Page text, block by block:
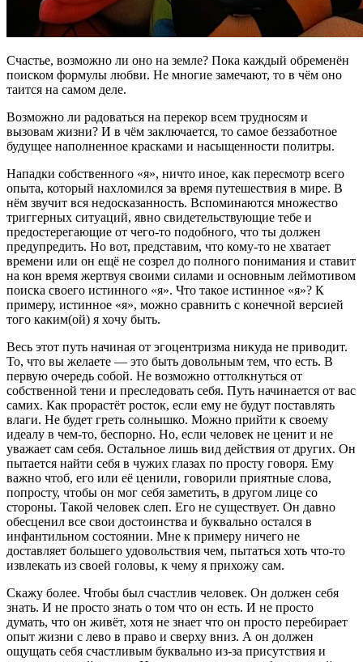
Счастье, возможно ли оно на земле? Пока каждый обременён
поиском формулы любви. Не многие замечают, то в чём оно
таится на самом деле.
Возможно ли радоваться на перекор всем трудносям и
вызовам жизни? И в чём заключается, то самое беззаботное
будущее наполненное красками и насыщенности политры.
Нападки собственного «я», ничто иное, как пересмотр всего
опыта, который нахломился за время путешествия в мире. В
нём звучит вся недосказанность. Вспоминаются множество
триггерных ситуаций, явно свидетельствующие тебе и
предостерегающие от чего-то подобного, что ты должен
предупредить. Но вот, представим, что кому-то не хватает
времени или он ещё не созрел до полного понимания и ставит
на кон время жертвуя своими силами и основным леймотивом
поиска своего истинного «я». Что такое истинное «я»? К
примеру, истинное «я», можно сравнить с конечной версией
того каким(ой) я хочу быть.
Весь этот путь начиная от эгоцентризма никуда не приводит.
То, что вы желаете — это быть довольным тем, что есть. В
первую очередь собой. Не возможно оттолкнуться от
собственной тени и преследовать себя. Путь начинается от вас
самих. Как прорастёт росток, если ему не будут поставлять
влаги. Не будет греть солнышко. Можно прийти к своему
идеалу в чем-то, беспорно. Но, если человек не ценит и не
уважает сам себя. Остальное лишь вид действия от других. Он
пытается найти себя в чужих глазах по просту говоря. Ему
важно чтоб, его или её ценили, говорили приятные слова,
попросту, чтобы он мог себя заметить, в другом лице со
стороны. Такой человек слеп. Его не существует. Он давно
обесценил все свои достоинства и буквально остался в
инфантильном состоянии. Мне к примеру ничего не
доставляет большего удовольствия чем, пытаться хоть что-то
извлекать из своей головы, к чему я прихожу сам.
Скажу более. Чтобы был счастлив человек. Он должен себя
знать. И не просто знать о том что он есть. И не просто
думать, что он живёт, хотя не знает что он просто перебирает
опыт жизни с лево в право и сверху вниз. А он должен
ощущать себя счастливым буквально из-за присутствия и